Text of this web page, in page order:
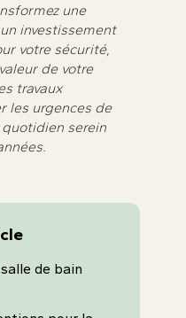
une
investissement
votre sécurité,
de votre
travaux
les urgences de
serein
de bain